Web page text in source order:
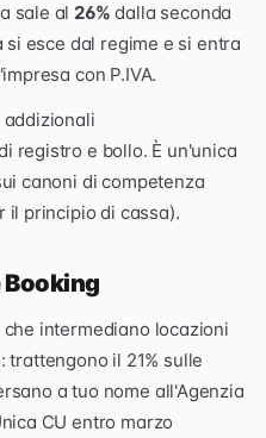
sale al26% dalla seconda
esce dal regime e si entra
con P.IVA.
addizionali
registro e bollo. È un'unica
canoni di competenza
il principio di cassa).
Booking
intermediano locazioni
: trattengono il 21% sulle
a tuo nome all'Agenzia
CU entro marzo